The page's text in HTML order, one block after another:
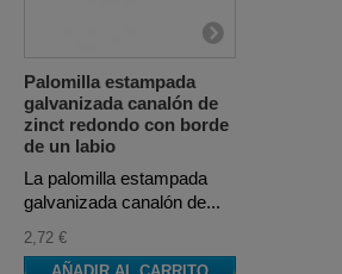
Palomilla estampada
galvanizada canalón de
zinct redondo con borde
de un labio
La palomilla estampada
galvanizada canalón de...
2,72 €